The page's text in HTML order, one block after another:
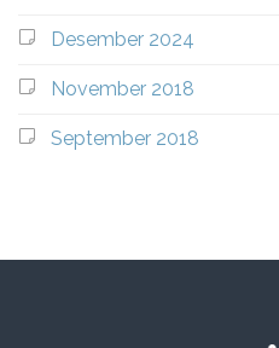
Desember 2024
November 2018
September 2018